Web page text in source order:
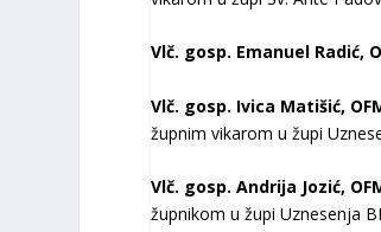
Vlč. gosp. Emanuel Radić,
Vlč. gosp. Ivica Matišić,
župnim vikarom u župi
Vlč. gosp. Andrija Jozić,
župnikom u župi Uznesenja